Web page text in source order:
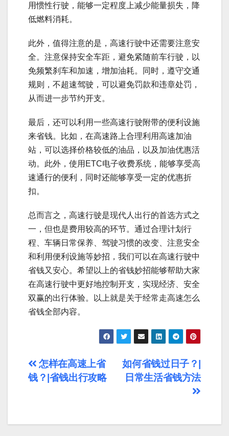
用惯性行驶，能够一定程度上减少能量损失，降
低燃料消耗。
此外，值得注意的是，高速行驶中还需要注意安
全。注意保持安全车距，避免紧随前车行驶，以
免频繁刹车和加速，增加油耗。同时，遵守交通
规则，不超速驾驶，可以避免罚款和违章处罚，
从而进一步节约开支。
最后，还可以利用一些高速行驶附带的便利设施
来省钱。比如，在高速路上合理利用高速加油
站，可以选择价格较低的油品，以及加油优惠活
动。此外，使用ETC电子收费系统，能够享受高
速通行的便利，同时还能够享受一定的优惠折
扣。
总而言之，高速行驶是现代人出行的首选方式之
一，但也是费用较高的环节。通过合理计划行
程、车辆日常保养、驾驶习惯的改变、注意安全
和利用便利设施等妙招，我们可以在高速行驶中
省钱又安心。希望以上的省钱妙招能够帮助大家
在高速行驶中更好地控制开支，实现经济、安全
双赢的出行体验。以上就是关于经常走高速怎么
省钱全部内容。
文
章
航
如何省钱过日子？|
日常生活省钱方法
怎样在高速上省
钱？|省钱出行攻略